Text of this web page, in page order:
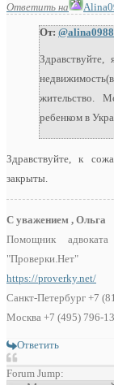
Ответить на
От: @alina0988
жительство.
ребенком в
Здравствуйте, к
закрыты.
С уважением , Ольга
Помощник
"Проверки.Нет"
https://proverky.net/
Санкт-Петербург +7
Москва +7 (495) 796-
Ответить
Forum Jump: